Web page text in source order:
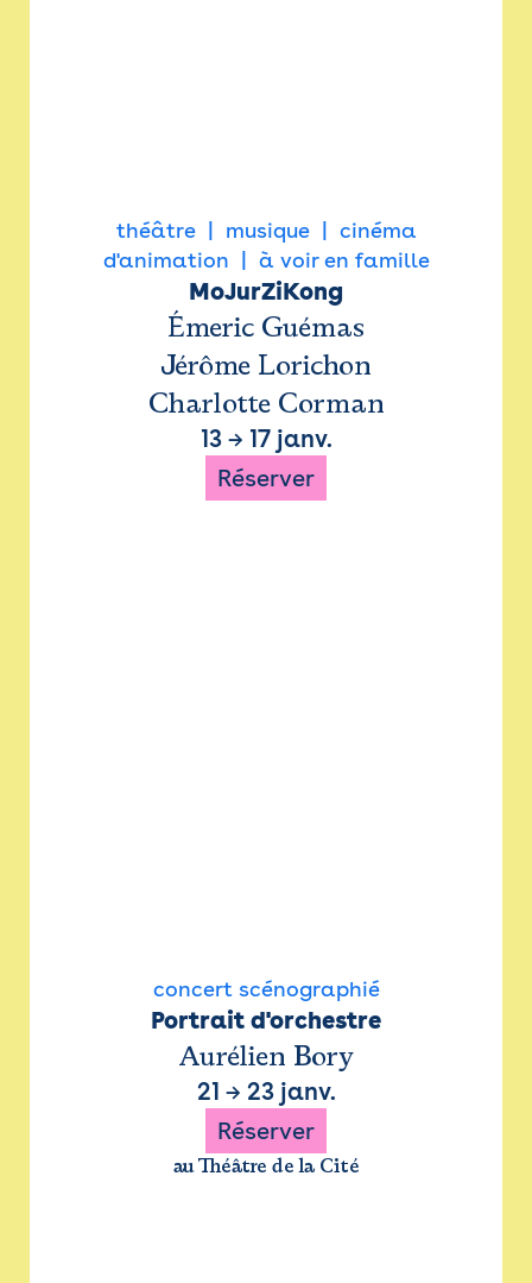
théâtre musique
cinéma
d'animation
à voir en famille
MoJurZiKong
Émeric Guémas
Jérôme Lorichon
Charlotte Corman
13→ 17 janv.
Réserver
concert scénographié
Portrait d'orchestre
Aurélien Bory
21 → 23 janv.
Réserver
au Théâtre de la Cité